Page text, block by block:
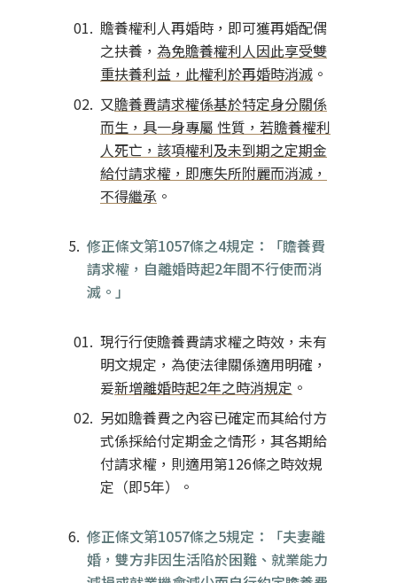
贍養權利人再婚時，即可獲再婚配偶
之扶養， 為免贍養權利人因此享受雙
重扶養利益，此權利於再婚時消滅 。
又贍養費請求權係基於特定身分關係
而生，具一身專屬 性質，若贍養權利
人死亡，該項權利及未到期之定期金
給付請求權，即應失所附麗而消滅，
不得繼承 。
修正條文第1057條之4規定：「贍養費
請求權，自離婚時起2年間不行使而消
滅。」
現行行使贍養費請求權之時效，未有
明文規定，為使法律關係適用明確，
爰新增離婚時起2年之時消規定 。
另如贍養費之內容已確定而其給付方
式係採給付定期金之情形，其各期給
付請求權，則適用第126條之時效規
定（即5年）。
修正條文第1057條之5規定：「夫妻離
婚，雙方非因生活陷於困難、就業能力